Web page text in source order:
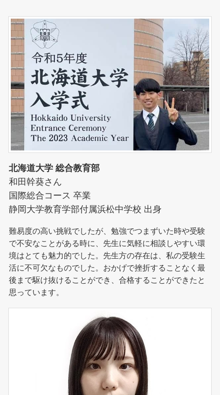
北海道大学 総合教育部
和田幹葵さん
国際総合コース 卒業
静岡大学教育学部付属浜松中学校 出身
難易度の高い挑戦でしたが、勉強でつまずいた時や受験
で不安なことがある時に、先生に気軽に相談しやすい環
境はとても魅力的でした。先生方の存在は、私の受験生
活に不可欠なものでした。おかげで挫折することなく最
後まで駆け抜けることができ、合格することができたと
思っています。